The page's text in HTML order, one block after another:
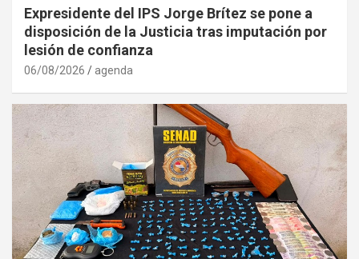
Expresidente del IPS Jorge Brítez se pone a
disposición de la Justicia tras imputación por
lesión de confianza
06/08/2026 agenda